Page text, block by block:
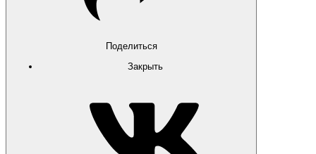
Поделиться
Закрыть